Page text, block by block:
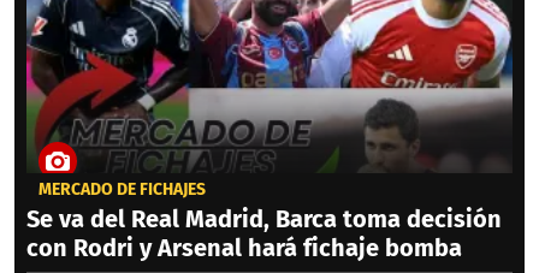
MERCADO DE FICHAJES
Se va del Real Madrid, Barca toma decisión
con Rodri y Arsenal hará fichaje bomba